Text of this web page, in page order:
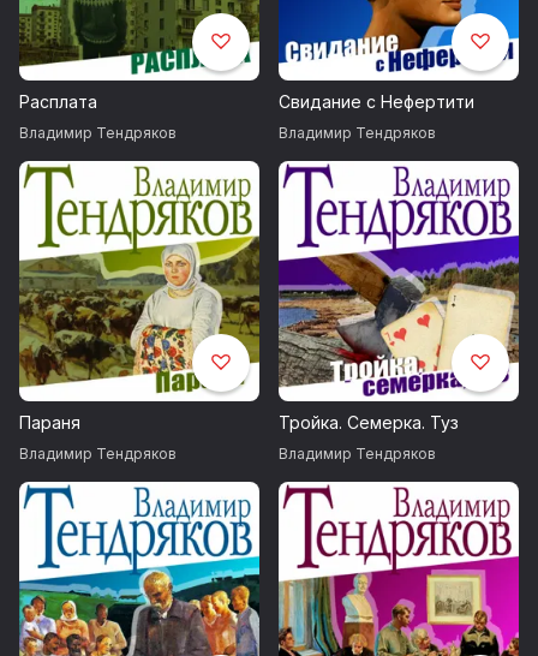
Далее публиковался в
журнале «Огонёк», в котором с
1951 по 1953 год работал
внештатным корреспондентом. С
1955 года стал профессиональным
писателем, полностью отдавшись
литературному труду. В 1954 году
была напечатана повесть
Владимира Тендрякова «Не ко
двору», а через два года был
опубликован первый его большой
роман «Тугой узел», журнальный
вариант которого назывался
«Саша вступает в жизнь».
Тендряков стал самым
востребованным писателем того
Расплата
Владимир Тендряков
Свидание с Нефертити
Владимир Тендряков
Параня
Владимир Тендряков
Тройка. Семерка. Туз
Владимир Тендряков